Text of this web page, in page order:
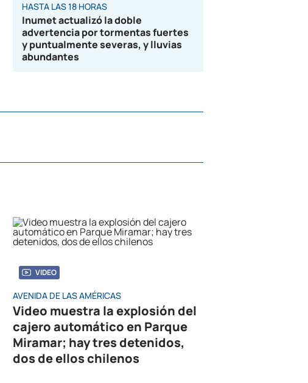
HASTA LAS 18 HORAS
Inumet actualizó la doble
advertencia por tormentas fuertes
y puntualmente severas, y lluvias
abundantes
VIDEO
AVENIDA DE LAS AMÉRICAS
Video muestra la explosión del
cajero automático en Parque
Miramar; hay tres detenidos,
dos de ellos chilenos